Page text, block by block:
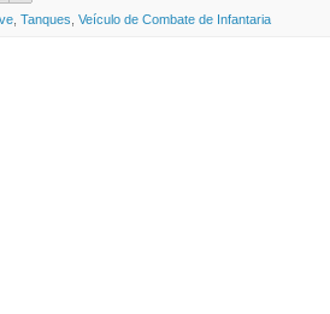
Tanques Veículo de Combate de Infantaria